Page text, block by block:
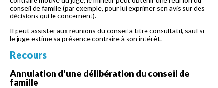
conseil de famille (par exemple, pour lui exprimer son avis sur des
décisions qui le concernent).
Il peut assister aux réunions du conseil à titre consultatif, sauf si
le juge estime sa présence contraire à son intérêt.
Recours
Annulation d'une délibération du conseil de
famille